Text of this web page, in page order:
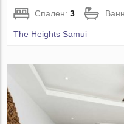
Спален:3
The Heights Samui